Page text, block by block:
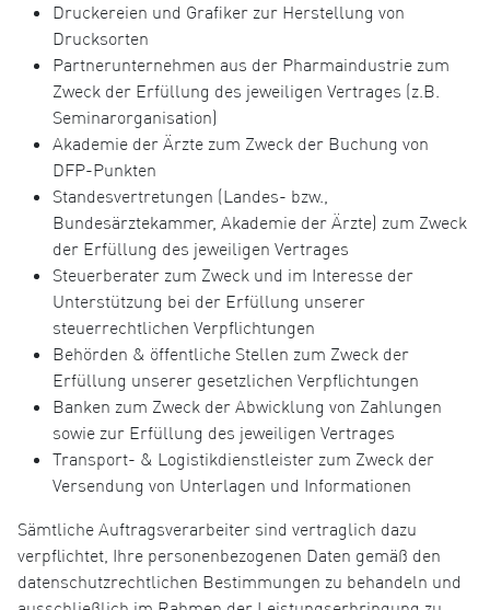
Druckereien und Grafiker zur Herstellung von
Drucksorten
Partnerunternehmen aus der Pharmaindustrie zum
Zweck der Erfüllung des jeweiligen Vertrages (z.B.
Seminarorganisation)
Akademie der Ärzte zum Zweck der Buchung von
DFP-Punkten
Standesvertretungen (Landes- bzw.,
Bundesärztekammer, Akademie der Ärzte) zum Zweck
der Erfüllung des jeweiligen Vertrages
Steuerberater zum Zweck und im Interesse der
Unterstützung bei der Erfüllung unserer
steuerrechtlichen Verpflichtungen
Behörden & öffentliche Stellen zum Zweck der
Erfüllung unserer gesetzlichen Verpflichtungen
Banken zum Zweck der Abwicklung von Zahlungen
sowie zur Erfüllung des jeweiligen Vertrages
Transport- & Logistikdienstleister zum Zweck der
Versendung von Unterlagen und Informationen
Sämtliche Auftragsverarbeiter sind vertraglich dazu
verpflichtet, Ihre personenbezogenen Daten gemäß den
datenschutzrechtlichen Bestimmungen zu behandeln und